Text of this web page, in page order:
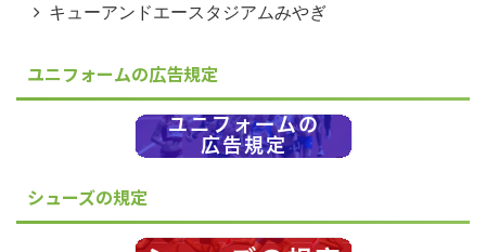
キューアンドエースタジアムみやぎ
ユニフォームの広告規定
シューズの規定